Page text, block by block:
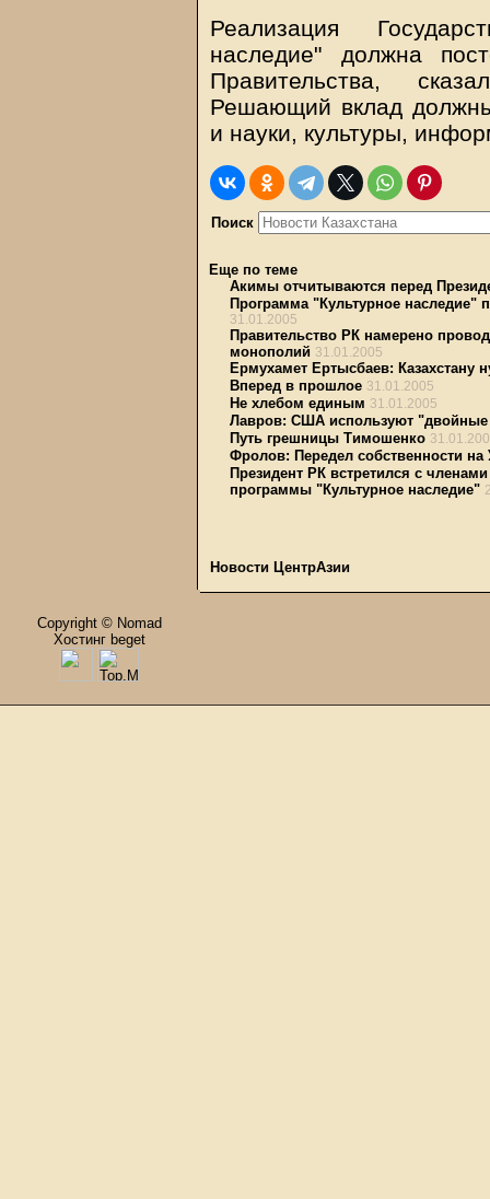
Реализация
наследие" должна
Правительства,
Решающий вклад
и науки, культуры,
Поиск
Еще по теме
Акимы отчитываются перед
Программа "Культурное наследие"
31.01.2005
Правительство РК намерено
монополий 31.01.2005
Ермухамет Ертысбаев: Казахстану
Вперед в прошлое 31.01.2005
Не хлебом единым 31.01.2005
Лавров: США используют "двойные
Путь грешницы Тимошенко
Фролов: Передел собственности на
Президент РК встретился с
программы "Культурное наследие"
Новости ЦентрАзии
Copyright © Nomad
Хостинг beget